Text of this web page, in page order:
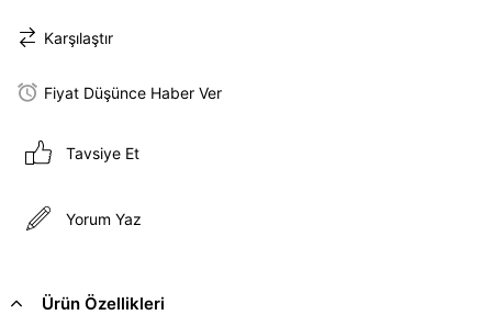
Karşılaştır
Fiyat Düşünce Haber Ver
Tavsiye Et
Yorum Yaz
Ürün Özellikleri